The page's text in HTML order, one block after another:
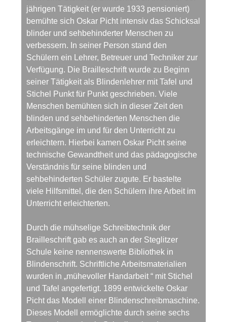
jährigen Tätigkeit (er wurde 1933 pensioniert)
bemühte sich Oskar Picht intensiv das Schicksal
blinder und sehbehinderter Menschen zu
verbessern. In seiner Person stand den
Schülern ein Lehrer, Betreuer und Techniker zur
Verfügung. Die Brailleschrift wurde zu Beginn
seiner Tätigkeit als Blindenlehrer mit Tafel und
Stichel Punkt für Punkt geschrieben. Viele
Menschen bemühten sich in dieser Zeit den
blinden und sehbehinderten Menschen die
Arbeitsgänge im und für den Unterricht zu
erleichtern. Hierbei kamen Oskar Picht seine
technische Gewandtheit und das pädagogische
Verständnis für seine blinden und
sehbehinderten Schüler zugute. Er bastelte
viele Hilfsmittel, die den Schülern ihre Arbeit im
Unterricht erleichterten.
Durch die mühselige Schreibtechnik der
Brailleschrift gab es auch an der Steglitzer
Schule keine nennenswerte Bibliothek in
Blindenschrift. Schriftliche Arbeitsmaterialien
wurden in „mühevoller Handarbeit “ mit Stichel
und Tafel angefertigt. 1899 entwickelte Oskar
Picht das Modell einer Blindenschreibmaschine.
Dieses Modell ermöglichte durch seine sechs